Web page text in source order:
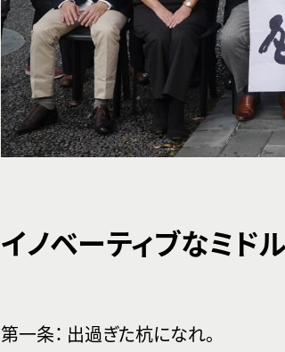
イノベーティブなミド
第一条： 出過ぎた杭になれ。